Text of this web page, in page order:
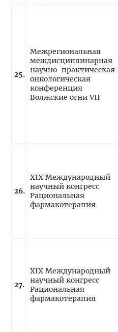
25.
Межрегиональная
междисциплинарная
научно-практическая
онкологическая
конференция
Волжские огни VII
26.
XIX Международный
научный конгресс
Рациональная
фармакотерапия
27.
XIX Международный
научный конгресс
Рациональная
фармакотерапия